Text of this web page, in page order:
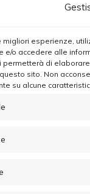
migliori esperienze,
e/o accedere alle
permetterà di
sito. Non
su alcune